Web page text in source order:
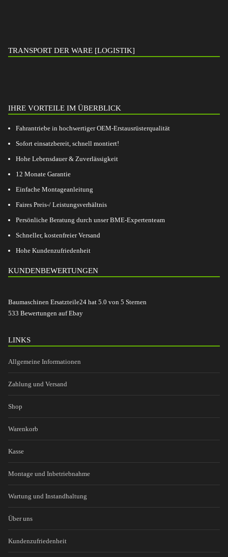
TRANSPORT DER WARE [LOGISTIK]
IHRE VORTEILE IM ÜBERBLICK
Fahrantriebe in hochwertiger OEM-Erstausrüsterqualität
Sofort einsatzbereit, schnell montiert!
Hohe Lebensdauer & Zuverlässigkeit
12 Monate Garantie
Einfache Montageanleitung
Faires Preis-/ Leistungsverhältnis
Persönliche Beratung durch unser BME-Expertenteam
Schneller, kostenfreier Versand
Hohe Kundenzufriedenheit
KUNDENBEWERTUNGEN
Baumaschinen Ersatzteile24 hat 5.0 von 5 Sternen
533 Bewertungen auf Ebay
LINKS
Allgemeine Informationen
Zahlung und Versand
Shop
Warenkorb
Kasse
Montage und Inbetriebnahme
Wartung und Instandhaltung
Über uns
Kundenzufriedenheit